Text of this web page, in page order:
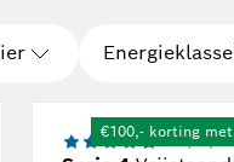
Energieklasse
4.7 (96)
€100,- korting met